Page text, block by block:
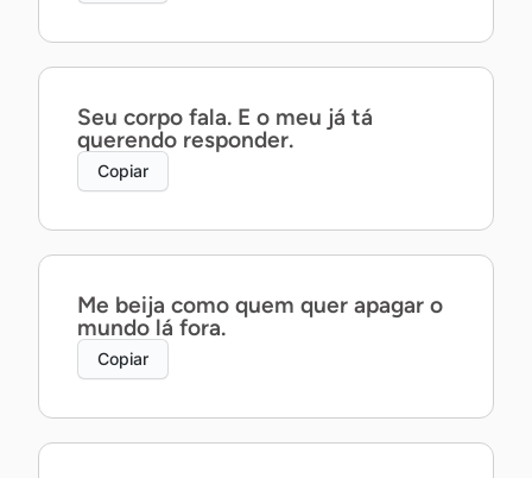
Seu corpo fala. E o meu já tá
querendo responder.
Copiar
Me beija como quem quer apagar o
mundo lá fora.
Copiar